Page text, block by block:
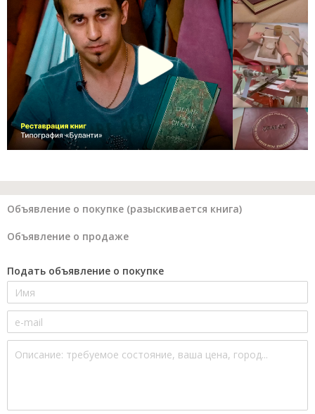
Объявление о покупке (разыскивается книга)
Объявление о продаже
Подать объявление о покупке